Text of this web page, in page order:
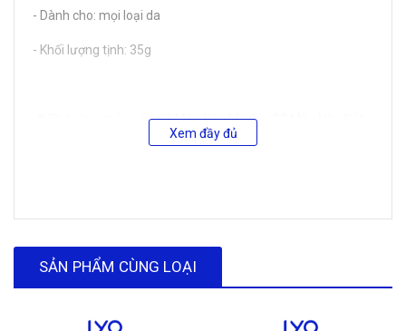
- Dành cho: mọi loại da
- Khối lượng tịnh: 35g
💕 Phân loại màu sắc: 01 Màu Nâu Mocha, 02 Màu Nâu Đất,
Xem đầy đủ
SẢN PHẨM CÙNG LOẠI